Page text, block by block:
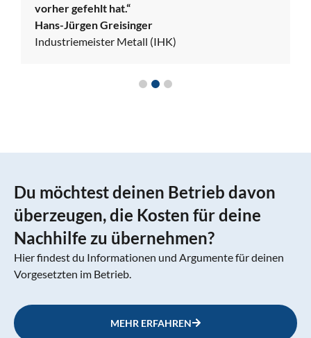
vorher gefehlt hat.“
Hans-Jürgen Greisinger
Industriemeister Metall (IHK)
Du möchtest deinen Betrieb davon
überzeugen, die Kosten für deine
Nachhilfe zu übernehmen?
Hier findest du Informationen und Argumente für deinen
Vorgesetzten im Betrieb.
MEHR ERFAHREN